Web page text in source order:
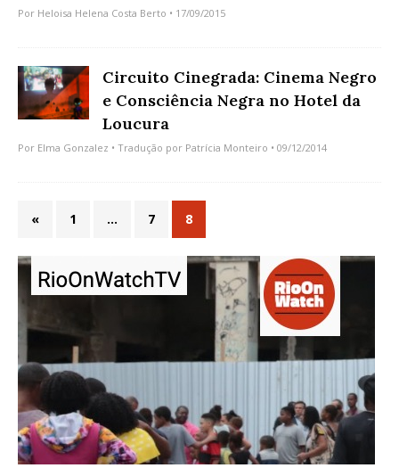
Por Heloisa Helena Costa Berto • 17/09/2015
Circuito Cinegrada: Cinema Negro
e Consciência Negra no Hotel da
Loucura
Por Elma Gonzalez • Tradução por Patrícia Monteiro • 09/12/2014
« 1 … 7 8